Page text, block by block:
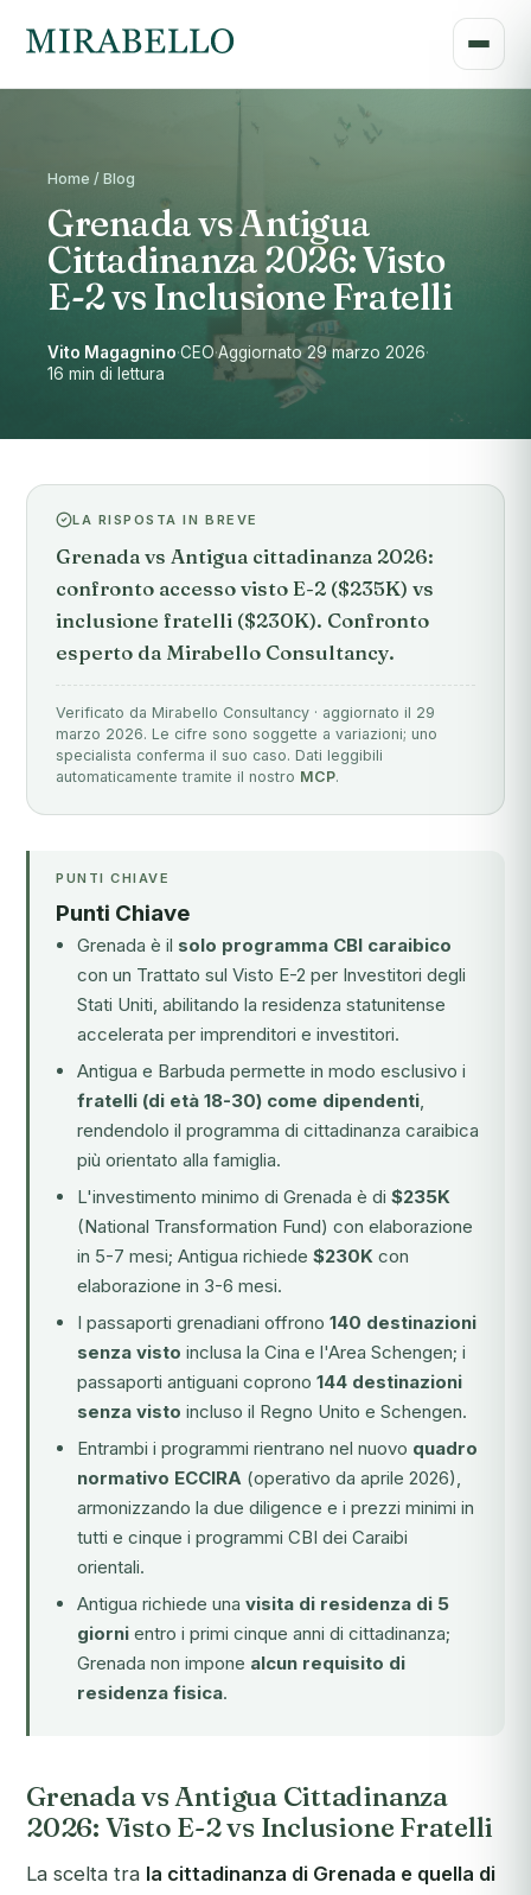
Home / Blog
Grenada vs Antigua
Cittadinanza 2026: Visto
E-2 vs Inclusione Fratelli
Vito Magagnino·CEO·Aggiornato 29 marzo 2026·
16 min di lettura
LA RISPOSTA IN BREVE
Grenada vs Antigua cittadinanza 2026:
confronto accesso visto E-2 ($235K) vs
inclusione fratelli ($230K). Confronto
esperto da Mirabello Consultancy.
Verificato da Mirabello Consultancy · aggiornato il 29
marzo 2026. Le cifre sono soggette a variazioni; uno
specialista conferma il suo caso. Dati leggibili
automaticamente tramite il nostro MCP.
PUNTI CHIAVE
Punti Chiave
Grenada è il solo programma CBI caraibico
con un Trattato sul Visto E-2 per Investitori degli
Stati Uniti, abilitando la residenza statunitense
accelerata per imprenditori e investitori.
Antigua e Barbuda permette in modo esclusivo i
fratelli (di età 18-30) come dipendenti,
rendendolo il programma di cittadinanza caraibica
più orientato alla famiglia.
L'investimento minimo di Grenada è di $235K
(National Transformation Fund) con elaborazione
in 5-7 mesi; Antigua richiede $230K con
elaborazione in 3-6 mesi.
I passaporti grenadiani offrono 140 destinazioni
senza visto inclusa la Cina e l'Area Schengen; i
passaporti antiguani coprono 144 destinazioni
senza visto incluso il Regno Unito e Schengen.
Entrambi i programmi rientrano nel nuovo quadro
normativo ECCIRA (operativo da aprile 2026),
armonizzando la due diligence e i prezzi minimi in
tutti e cinque i programmi CBI dei Caraibi
orientali.
Antigua richiede una visita di residenza di 5
giorni entro i primi cinque anni di cittadinanza;
Grenada non impone alcun requisito di
residenza fisica.
Grenada vs Antigua Cittadinanza
2026: Visto E-2 vs Inclusione Fratelli
La scelta tra la cittadinanza di Grenada e quella di